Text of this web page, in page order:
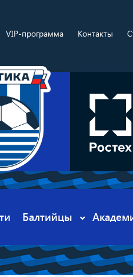
VIP-программа Контакты
Балтийцы